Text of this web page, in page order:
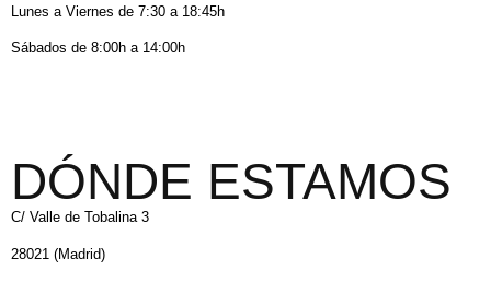
Lunes a Viernes de 7:30 a 18:45h
Sábados de 8:00h a 14:00h
DÓNDE ESTAMOS
C/ Valle de Tobalina 3
28021 (Madrid)